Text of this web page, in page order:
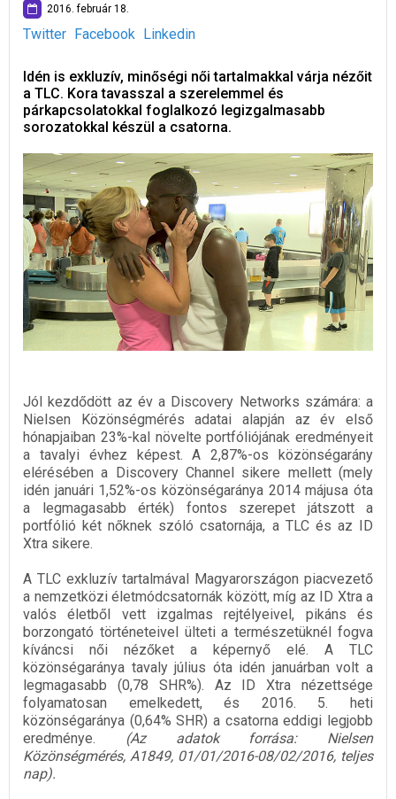
2016. február 18.
Twitter Facebook Linkedin
Idén is exkluzív, minőségi női tartalmakkal várja nézőit
a TLC. Kora tavasszal a szerelemmel és
párkapcsolatokkal foglalkozó legizgalmasabb
sorozatokkal készül a csatorna.
Jól kezdődött az év a Discovery Networks számára: a
Nielsen Közönségmérés adatai alapján az év első
hónapjaiban 23%-kal növelte portfóliójának eredményeit
a tavalyi évhez képest. A 2,87%-os közönségarány
elérésében a Discovery Channel sikere mellett (mely
idén januári 1,52%-os közönségaránya 2014 májusa óta
a legmagasabb érték) fontos szerepet játszott a
portfólió két nőknek szóló csatornája, a TLC és az ID
Xtra sikere.
A TLC exkluzív tartalmával Magyarországon piacvezető
a nemzetközi életmódcsatornák között, míg az ID Xtra a
valós életből vett izgalmas rejtélyeivel, pikáns és
borzongató történeteivel ülteti a természetüknél fogva
kíváncsi női nézőket a képernyő elé. A TLC
közönségaránya tavaly július óta idén januárban volt a
legmagasabb (0,78 SHR%). Az ID Xtra nézettsége
folyamatosan emelkedett, és 2016. 5. heti
közönségaránya (0,64% SHR) a csatorna eddigi legjobb
eredménye. (Az adatok forrása: Nielsen
Közönségmérés, A1849, 01/01/2016-08/02/2016, teljes
nap).